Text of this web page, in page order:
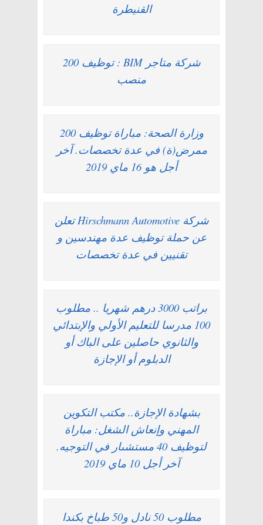
القنيطرة
شركة متاجر BIM : توظيف 200
منصب
وزارة الصحة: مباراة توظيف 200
ممرض(ة) في عدة تخصصات. آخر
أجل هو 16 ماي 2019
شركة Hirschmann Automotive تعلن
عن حملة توظيف عدة مهندسين و
تقنيين في عدة تخصصات
براتب 3000 درهم شهريا .. مطلوب
100 مدرسا للتعليم الأولي والإبتدائي
والثانوي حاصلين على الباك أو
الدبلوم أو الإجازة
بشهادة الإجازة.. مكتب التكوين
المهني وإنعاش الشغل: مباراة
لتوظيف 40 مستشىار في التوجيه.
آخر أجل 10 ماي 2019
مطلوب 50 نادل و50 طباخ بكندا